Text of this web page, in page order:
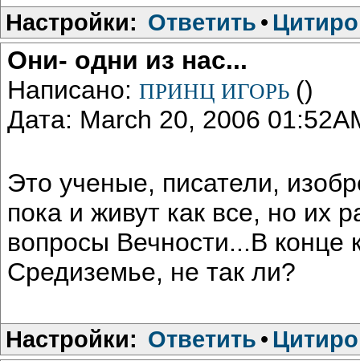
Настройки: Ответить •
Они- одни из нас...
Написано: ПРИНЦ ИГОРЬ ()
Дата: March 20, 2006
Это ученые, писатели,
пока и живут как все, но их
вопросы Вечности...В конце
Средиземье, не так ли?
Настройки: Ответить •